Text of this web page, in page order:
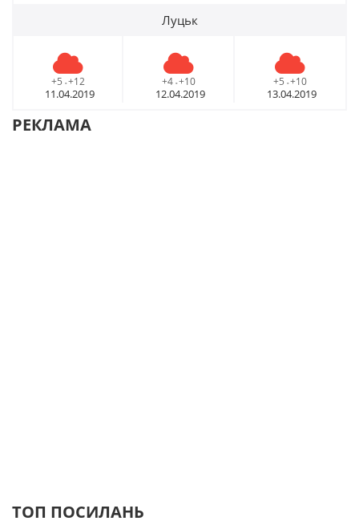
Луцьк
+5 - +12
11.04.2019
+4 - +10
12.04.2019
+5 - +10
13.04.2019
РЕКЛАМА
ТОП ПОСИЛАНЬ